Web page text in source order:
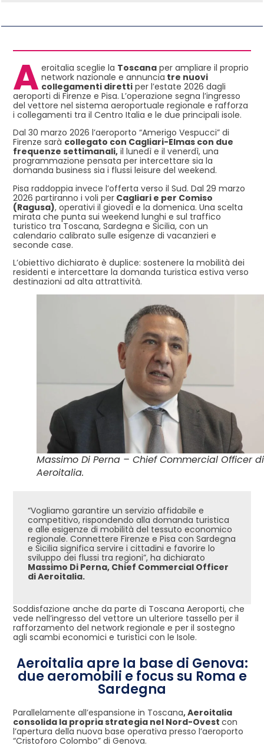
A eroitalia sceglie la Toscana per ampliare il proprio
network nazionale e annuncia tre nuovi
collegamenti diretti per l’estate 2026 dagli
aeroporti di Firenze e Pisa. L’operazione segna l’ingresso
del vettore nel sistema aeroportuale regionale e rafforza
i collegamenti tra il Centro Italia e le due principali isole.
Dal 30 marzo 2026 l’aeroporto “Amerigo Vespucci” di
Firenze sarà collegato con Cagliari-Elmas con due
frequenze settimanali, il lunedì e il venerdì, una
programmazione pensata per intercettare sia la
domanda business sia i flussi leisure del weekend.
Pisa raddoppia invece l’offerta verso il Sud. Dal 29 marzo
2026 partiranno i voli per Cagliari e per Comiso
(Ragusa), operativi il giovedì e la domenica. Una scelta
mirata che punta sui weekend lunghi e sul traffico
turistico tra Toscana, Sardegna e Sicilia, con un
calendario calibrato sulle esigenze di vacanzieri e
seconde case.
L’obiettivo dichiarato è duplice: sostenere la mobilità dei
residenti e intercettare la domanda turistica estiva verso
destinazioni ad alta attrattività.
Massimo Di Perna – Chief Commercial Officer di
Aeroitalia.
“Vogliamo garantire un servizio affidabile e
competitivo, rispondendo alla domanda turistica
e alle esigenze di mobilità del tessuto economico
regionale. Connettere Firenze e Pisa con Sardegna
e Sicilia significa servire i cittadini e favorire lo
sviluppo dei flussi tra regioni”, ha dichiarato
Massimo Di Perna, Chief Commercial Officer
di Aeroitalia.
Soddisfazione anche da parte di Toscana Aeroporti, che
vede nell’ingresso del vettore un ulteriore tassello per il
rafforzamento del network regionale e per il sostegno
agli scambi economici e turistici con le Isole.
Aeroitalia apre la base di Genova:
due aeromobili e focus su Roma e
Sardegna
Parallelamente all’espansione in Toscana, Aeroitalia
consolida la propria strategia nel Nord-Ovest con
l’apertura della nuova base operativa presso l’aeroporto
“Cristoforo Colombo” di Genova.